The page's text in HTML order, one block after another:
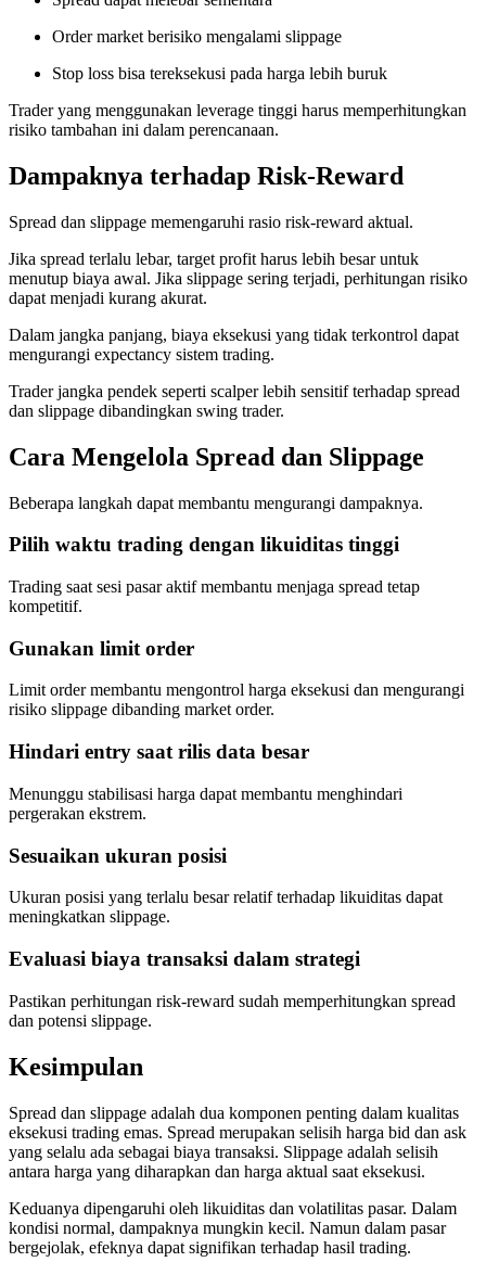
Order market berisiko mengalami slippage
Stop loss bisa tereksekusi pada harga lebih buruk
Trader yang menggunakan leverage tinggi harus memperhitungkan
risiko tambahan ini dalam perencanaan.
Dampaknya terhadap Risk-Reward
Spread dan slippage memengaruhi rasio risk-reward aktual.
Jika spread terlalu lebar, target profit harus lebih besar untuk
menutup biaya awal. Jika slippage sering terjadi, perhitungan risiko
dapat menjadi kurang akurat.
Dalam jangka panjang, biaya eksekusi yang tidak terkontrol dapat
mengurangi expectancy sistem trading.
Trader jangka pendek seperti scalper lebih sensitif terhadap spread
dan slippage dibandingkan swing trader.
Cara Mengelola Spread dan Slippage
Beberapa langkah dapat membantu mengurangi dampaknya.
Pilih waktu trading dengan likuiditas tinggi
Trading saat sesi pasar aktif membantu menjaga spread tetap
kompetitif.
Gunakan limit order
Limit order membantu mengontrol harga eksekusi dan mengurangi
risiko slippage dibanding market order.
Hindari entry saat rilis data besar
Menunggu stabilisasi harga dapat membantu menghindari
pergerakan ekstrem.
Sesuaikan ukuran posisi
Ukuran posisi yang terlalu besar relatif terhadap likuiditas dapat
meningkatkan slippage.
Evaluasi biaya transaksi dalam strategi
Pastikan perhitungan risk-reward sudah memperhitungkan spread
dan potensi slippage.
Kesimpulan
Spread dan slippage adalah dua komponen penting dalam kualitas
eksekusi trading emas. Spread merupakan selisih harga bid dan ask
yang selalu ada sebagai biaya transaksi. Slippage adalah selisih
antara harga yang diharapkan dan harga aktual saat eksekusi.
Keduanya dipengaruhi oleh likuiditas dan volatilitas pasar. Dalam
kondisi normal, dampaknya mungkin kecil. Namun dalam pasar
bergejolak, efeknya dapat signifikan terhadap hasil trading.